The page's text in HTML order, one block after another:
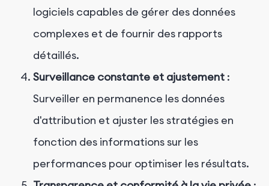
logiciels capables de gérer des données
complexes et de fournir des rapports
détaillés.
Surveillance constante et ajustement :
Surveiller en permanence les données
d'attribution et ajuster les stratégies en
fonction des informations sur les
performances pour optimiser les résultats.